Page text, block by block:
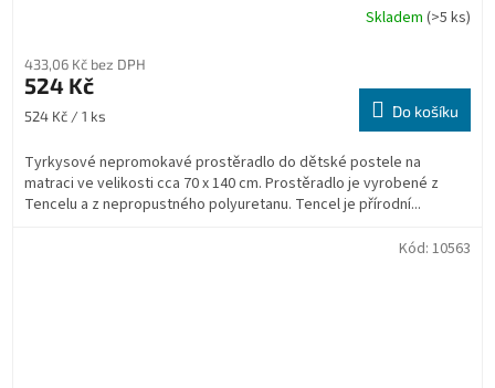
Skladem (>5 ks)
433,06 Kč bez DPH
524 Kč
Měrná
524 Kč / 1 ks Do košíku
Tyrkysové nepromokavé prostěradlo do dětské postele na
matraci ve velikosti cca 70 x 140 cm. Prostěradlo je vyrobené z
Tencelu a z nepropustného polyuretanu. Tencel je přírodní...
Kód: 10563